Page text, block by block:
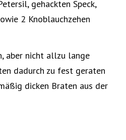
gehackten Speck,
2 Knoblauchzehen
aber nicht allzu lange
dadurch zu fest geraten
dicken Braten aus der